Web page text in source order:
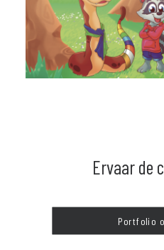
Ervaar de
Portfolio